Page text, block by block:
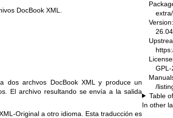
DocBook XML.
dos archvos DocBook XML y produce un
El archivo resultando se envía a la salida
Original a otro idioma. Esta traducción es
Version:
/
Table
In other